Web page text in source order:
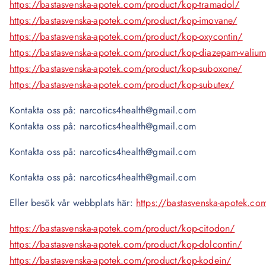
https://bastasvenska-apotek.com/product/kop-tramadol/
https://bastasvenska-apotek.com/product/kop-imovane/
https://bastasvenska-apotek.com/product/kop-oxycontin/
https://bastasvenska-apotek.com/product/kop-diazepam-
https://bastasvenska-apotek.com/product/kop-suboxone/
https://bastasvenska-apotek.com/product/kop-subutex/
Kontakta oss på: narcotics4health@gmail.com
Kontakta oss på: narcotics4health@gmail.com
Kontakta oss på: narcotics4health@gmail.com
Kontakta oss på: narcotics4health@gmail.com
Eller besök vår webbplats här: https://bastasvenska-
https://bastasvenska-apotek.com/product/kop-citodon/
https://bastasvenska-apotek.com/product/kop-dolcontin/
https://bastasvenska-apotek.com/product/kop-kodein/